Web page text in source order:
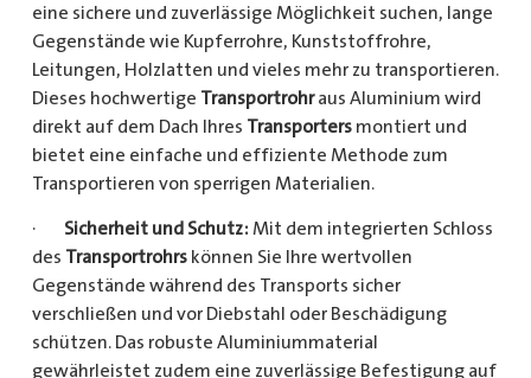
eine sichere und zuverlässige Möglichkeit suchen, lange
Gegenstände wie Kupferrohre, Kunststoffrohre,
Leitungen, Holzlatten und vieles mehr zu transportieren.
Dieses hochwertige Transportrohraus Aluminium wird
direkt auf dem Dach Ihres Transportersmontiert und
bietet eine einfache und effiziente Methode zum
Transportieren von sperrigen Materialien.
· Sicherheit und Schutz: Mit dem integrierten Schloss
des Transportrohrskönnen Sie Ihre wertvollen
Gegenstände während des Transports sicher
verschließen und vor Diebstahl oder Beschädigung
schützen. Das robuste Aluminiummaterial
gewährleistet zudem eine zuverlässige Befestigung auf